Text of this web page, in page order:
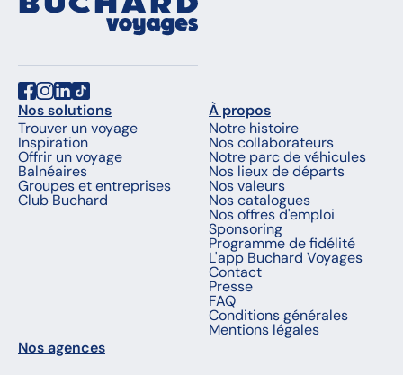
Nos solutions
Trouver un voyage
Inspiration
Offrir un voyage
Balnéaires
Groupes et entreprises
Club Buchard
À propos
Notre histoire
Nos collaborateurs
Notre parc de véhicules
Nos lieux de départs
Nos valeurs
Nos catalogues
Nos offres d'emploi
Sponsoring
Programme de fidélité
L'app Buchard Voyages
Contact
Presse
FAQ
Conditions générales
Mentions légales
Nos agences